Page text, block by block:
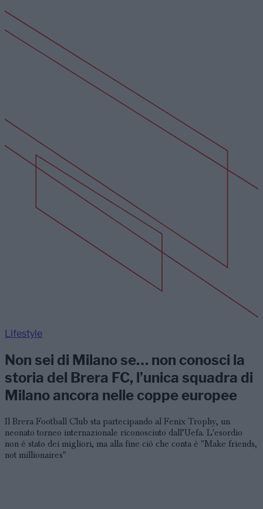
Lifestyle
Non sei di Milano se… non conosci la
storia del Brera FC, l’unica squadra di
Milano ancora nelle coppe europee
Il Brera Football Club sta partecipando al Fenix Trophy, un
neonato torneo internazionale riconosciuto dall’Uefa. L'esordio
non è stato dei migliori, ma alla fine ciò che conta è "Make friends,
not millionaires"